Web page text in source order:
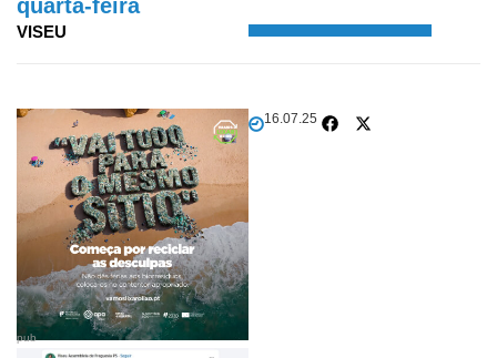
quarta-feira
VISEU
16.07.25
pub